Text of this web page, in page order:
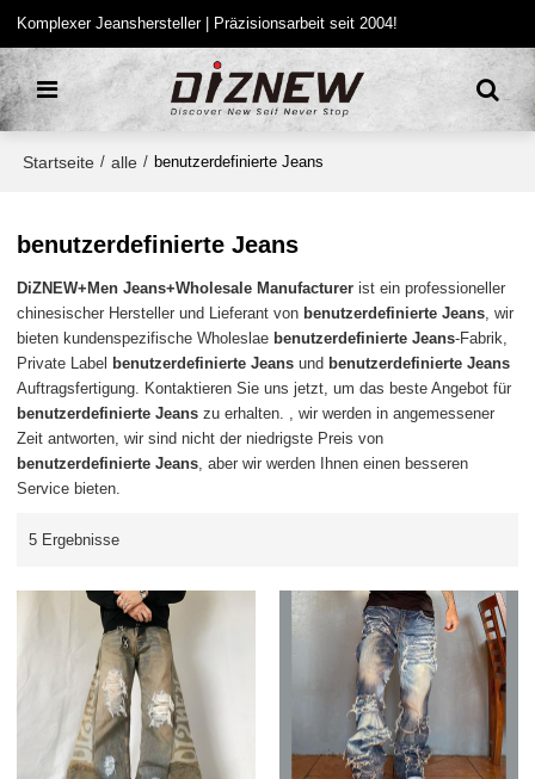
Komplexer Jeanshersteller | Präzisionsarbeit seit 2004!
Startseite / alle / benutzerdefinierte Jeans
benutzerdefinierte Jeans
DiZNEW+Men Jeans+Wholesale Manufacturer ist ein professioneller
chinesischer Hersteller und Lieferant von benutzerdefinierte Jeans, wir
bieten kundenspezifische Wholeslae benutzerdefinierte Jeans-Fabrik,
Private Label benutzerdefinierte Jeans und benutzerdefinierte Jeans
Auftragsfertigung. Kontaktieren Sie uns jetzt, um das beste Angebot für
benutzerdefinierte Jeans zu erhalten. , wir werden in angemessener
Zeit antworten, wir sind nicht der niedrigste Preis von
benutzerdefinierte Jeans, aber wir werden Ihnen einen besseren
Service bieten.
5 Ergebnisse